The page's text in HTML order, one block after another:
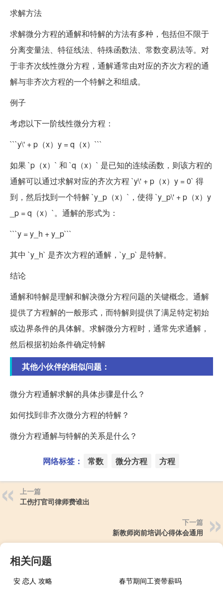
求解方法
求解微分方程的通解和特解的方法有多种，包括但不限于
分离变量法、特征线法、特殊函数法、常数变易法等。对
于非齐次线性微分方程，通解通常由对应的齐次方程的通
解与非齐次方程的一个特解之和组成。
例子
考虑以下一阶线性微分方程：
```y\' + p（x）y = q（x）```
如果 `p（x）` 和 `q（x）` 是已知的连续函数，则该方程的
通解可以通过求解对应的齐次方程 `y\' + p（x）y = 0` 得
到，然后找到一个特解 `y_p（x）`，使得 `y_p\' + p（x）y
_p = q（x）`。通解的形式为：
```y = y_h + y_p```
其中 `y_h` 是齐次方程的通解，`y_p` 是特解。
结论
通解和特解是理解和解决微分方程问题的关键概念。通解
提供了方程解的一般形式，而特解则提供了满足特定初始
或边界条件的具体解。求解微分方程时，通常先求通解，
然后根据初始条件确定特解
其他小伙伴的相似问题：
微分方程通解求解的具体步骤是什么？
如何找到非齐次微分方程的特解？
微分方程通解与特解的关系是什么？
网络标签： 常数 微分方程 方程
上一篇
工伤打官司律师费谁出
下一篇
新教师岗前培训心得体会通用
相关问题
安 恋人 攻略
春节期间工资带薪吗